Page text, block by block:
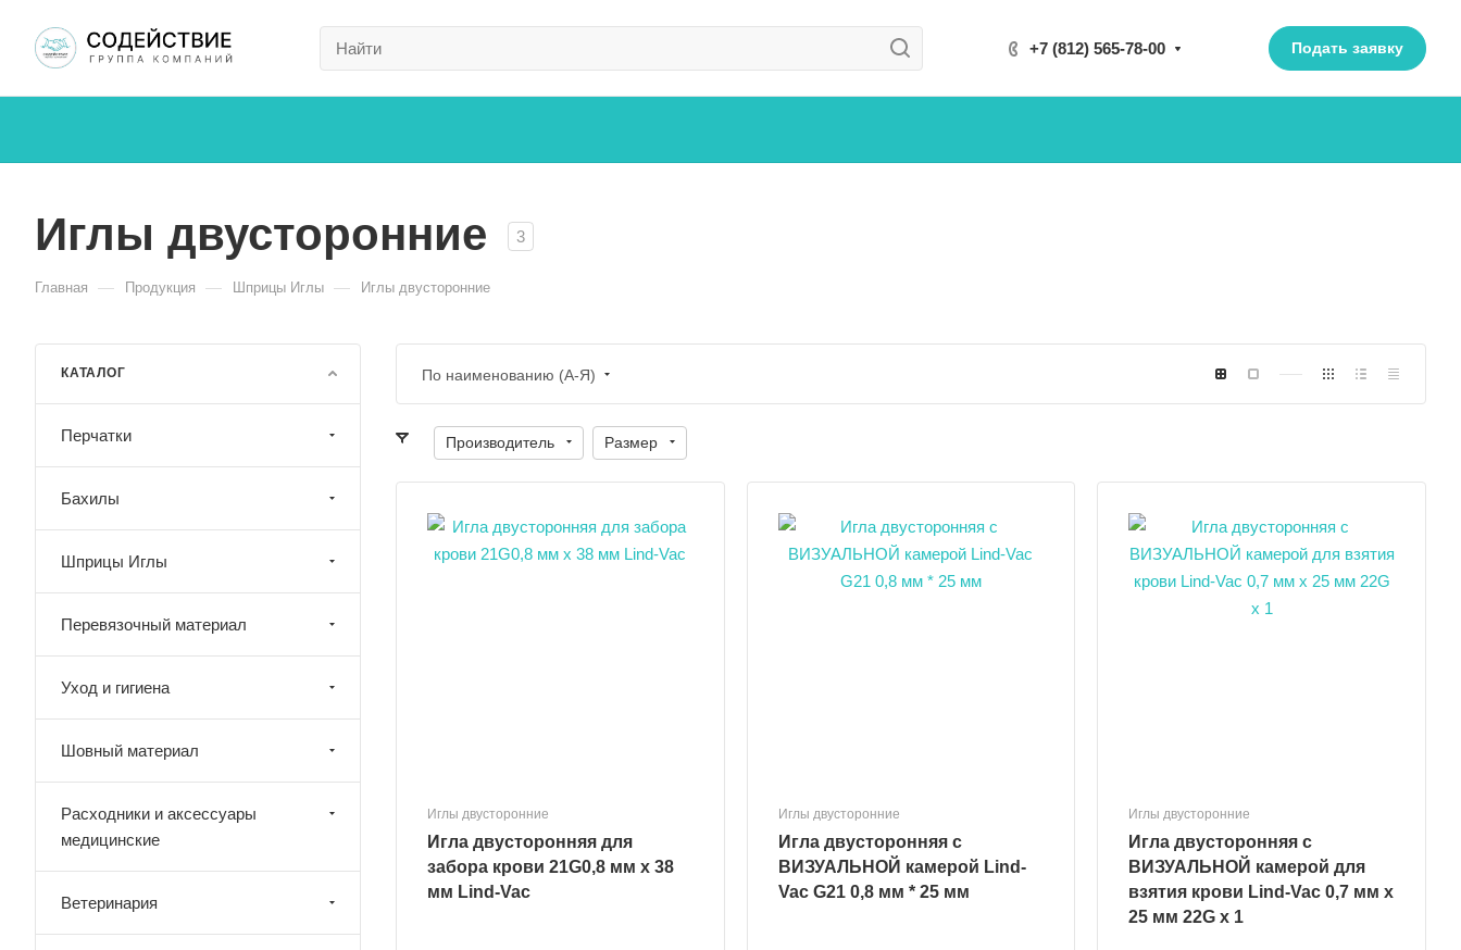
+7 (812) 565-78-00 Подать заявку
Иглы двусторонние 3
Главная — Продукция — Шприцы Иглы — Иглы двусторонние
По наименованию (А-Я)
Производитель Размер
Иглы двусторонние
Игла двусторонняя для
забора крови 21G0,8 мм х 38
мм Lind-Vac
Иглы двусторонние
Игла двусторонняя с
ВИЗУАЛЬНОЙ камерой Lind-
Vac G21 0,8 мм * 25 мм
Иглы двусторонние
Игла двусторонняя с
ВИЗУАЛЬНОЙ камерой для
взятия крови Lind-Vac 0,7 мм х
25 мм 22G х 1
КАТАЛОГ
Перчатки
Бахилы
Шприцы Иглы
Перевязочный материал
Уход и гигиена
Шовный материал
Расходники и аксессуары
медицинские
Ветеринария